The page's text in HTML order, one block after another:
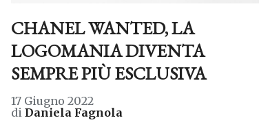
CHANEL WANTED, LA
LOGOMANIA DIVENTA
SEMPRE PIÙ ESCLUSIVA
17 Giugno 2022
di Daniela Fagnola